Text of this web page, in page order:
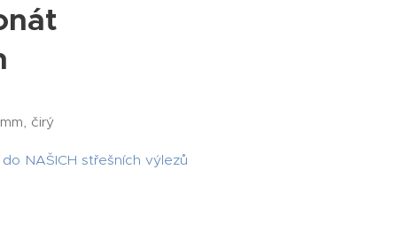
čirý
NAŠICH střešních výlezů